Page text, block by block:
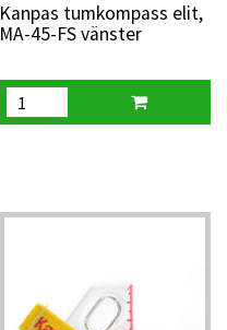
Kanpas tumkompass elit,
MA-45-FS vänster